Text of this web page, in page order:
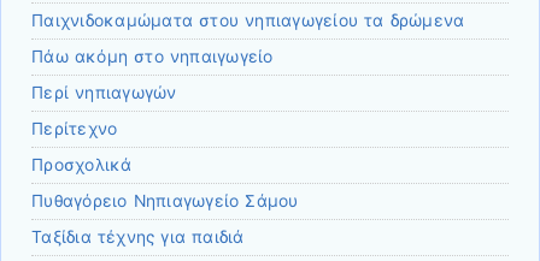
Παιχνιδοκαμώματα στου νηπιαγωγείου τα δρώμενα
Πάω ακόμη στο νηπαιγωγείο
Περί νηπιαγωγών
Περίτεχνο
Προσχολικά
Πυθαγόρειο Νηπιαγωγείο Σάμου
Ταξίδια τέχνης για παιδιά